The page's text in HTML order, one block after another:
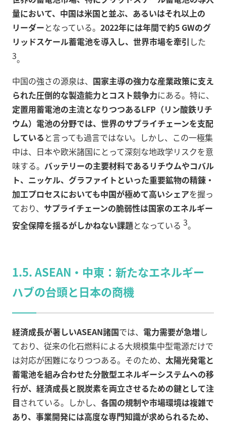
量において、中国は米国と並ぶ、あるいはそれ以上の
リーダーとなっている。 2022年には年間で約5 GWのグ
リッドスケール蓄電池を導入し、世界市場を牽引 した
3。
中国の強さの源泉は、 国家主導の強力な産業政策に支え
られた圧倒的な製造能力とコスト競争力にある。特に、
定置用蓄電池の主流となりつつあるLFP（リン酸鉄リチ
ウム）電池の分野では、世界のサプライチェーンを支配
している と言っても過言ではない。しかし、この一極集
中は、日本や欧米諸国にとって深刻な地政学リスクを意
味する。 バッテリーの主要材料であるリチウムやコバル
ト、ニッケル、グラファイトといった重要鉱物の精錬・
加工プロセスにおいても中国が極めて高いシェアを握っ
ており、 サプライチェーンの脆弱性は国家のエネルギー
安全保障を揺るがしかねない課題となっている 3。
1.5. ASEAN・中東：新たなエネルギー
ハブの台頭と日本の商機
経済成長が著しいASEAN諸国では、 電力需要が急増し
ており、従来の化石燃料による大規模集中型電源だけで
は対応が困難になりつつある。そのため、 太陽光発電と
蓄電池を組み合わせた分散型エネルギーシステムへの移
行が、経済成長と脱炭素を両立させるための鍵として注
目されている。しかし、 各国の規制や市場環境は複雑で
あり、事業開発には高度な専門知識が求められるため、